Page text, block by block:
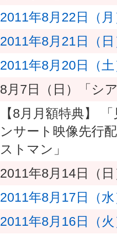
2011年8月22日（
2011年8月21日（
2011年8月20日（
8月7日（日）「シ
【8月月額特典】
ンサート映像先行
ストマン」
2011年8月14日（
2011年8月17日（
2011年8月16日（